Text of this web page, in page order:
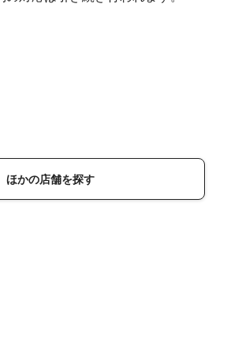
ほかの店舗を探す